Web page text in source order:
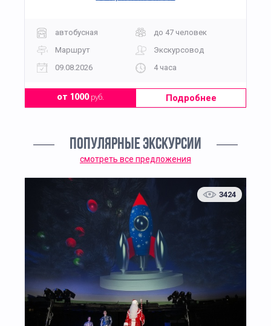
автобусная
до 47 человек
Маршрут
Экскурсовод
09.08.2026
4 часа
от 1000руб. Подробнее
ПОПУЛЯРНЫЕ ЭКСКУРСИИ
смотреть все предложения
3424